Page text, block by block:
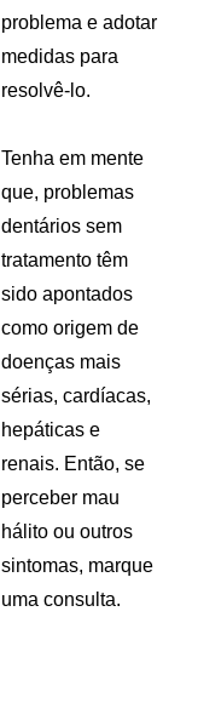
problema e adotar
medidas para
resolvê-lo.
Tenha em mente
que, problemas
dentários sem
tratamento têm
sido apontados
como origem de
doenças mais
sérias, cardíacas,
hepáticas e
renais. Então, se
perceber mau
hálito ou outros
sintomas, marque
uma consulta.